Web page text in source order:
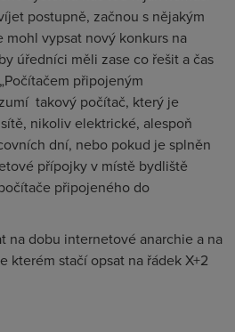
postupně, začnou s nějakým
mohl vypsat nový konkurs na
úředníci měli zase co řešit a čas
připojeným
takový počítač, který je
nikoliv elektrické, alespoň
dní, nebo pokud je splněn
přípojky v místě bydliště
připojeného do
na dobu internetové anarchie a na
kterém stačí opsat na řádek X+2